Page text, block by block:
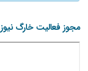
مجوز فعالیت خارگ نیوز